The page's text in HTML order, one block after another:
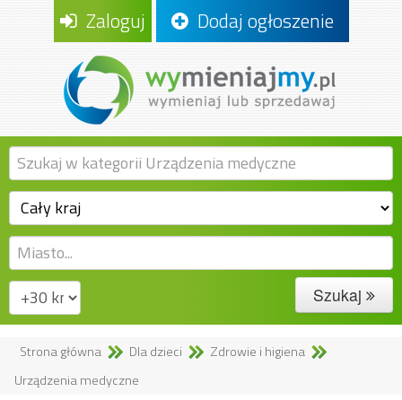
Zaloguj Dodaj ogłoszenie
Szukaj
Strona główna Dla dzieci
Zdrowie i higiena
Urządzenia medyczne